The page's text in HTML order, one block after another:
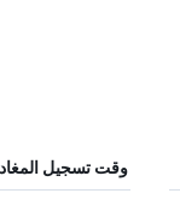
وقت تسجيل